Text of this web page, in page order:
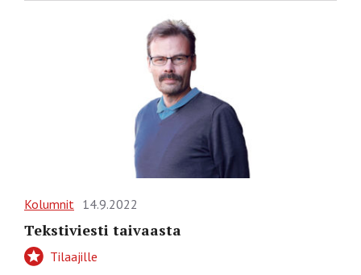
Kolumnit 14.9.2022
Tekstiviesti taivaasta
Tilaajille